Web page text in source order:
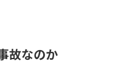
故なのか